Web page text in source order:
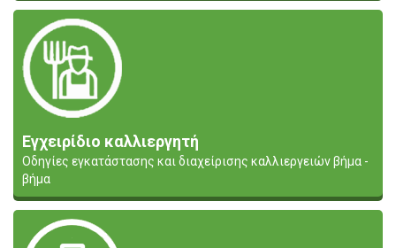
Εγχειρίδιο καλλιεργητή
Οδηγίες εγκατάστασης και διαχείρισης καλλιεργειών βήμα -
βήμα